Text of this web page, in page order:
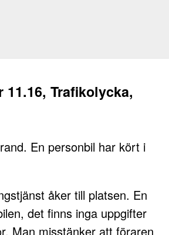
11.16, Trafikolycka,
En personbil har kört i
åker till platsen. En
det finns inga uppgifter
Man misstänker att föraren